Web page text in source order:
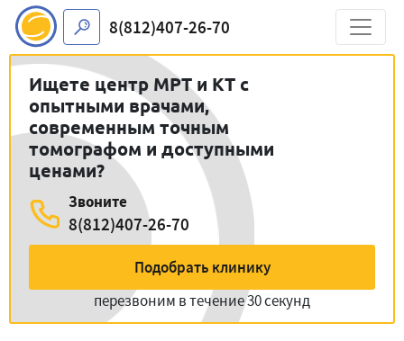
8(812)407-26-70
Ищете центр МРТ и КТ с
опытными врачами,
современным точным
томографом и доступными
ценами?
Звоните
8(812)407-26-70
Подобрать клинику
перезвоним в течение 30 секунд